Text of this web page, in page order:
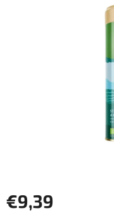
€9,39